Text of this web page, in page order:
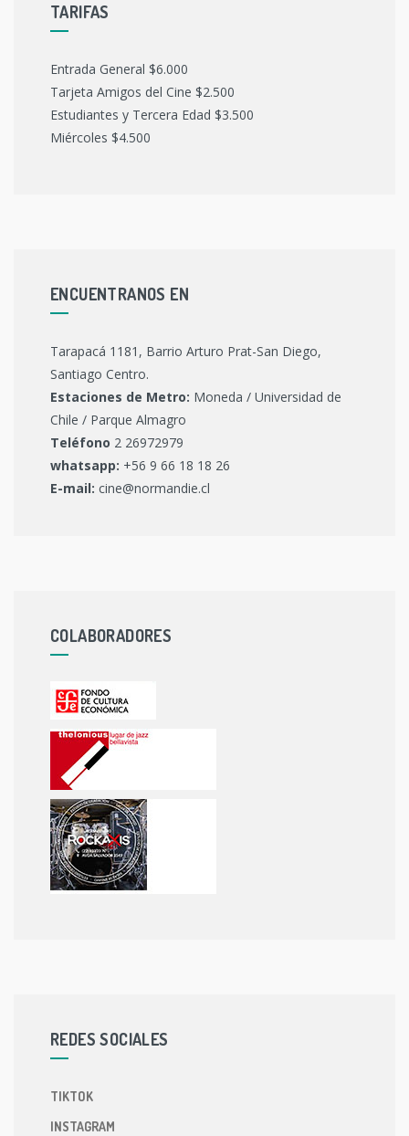
TARIFAS
Entrada General $6.000
Tarjeta Amigos del Cine $2.500
Estudiantes y Tercera Edad $3.500
Miércoles $4.500
ENCUENTRANOS EN
Tarapacá 1181, Barrio Arturo Prat-San Diego,
Santiago Centro.
Estaciones de Metro: Moneda / Universidad de
Chile / Parque Almagro
Teléfono 2 26972979
whatsapp: +56 9 66 18 18 26
E-mail: cine@normandie.cl
COLABORADORES
REDES SOCIALES
TIKTOK
INSTAGRAM